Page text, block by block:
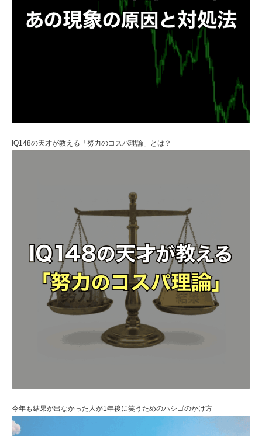
IQ148の天才が教える「努力のコスパ理論」とは？
今年も結果が出なかった人が1年後に笑うためのハシゴのかけ方